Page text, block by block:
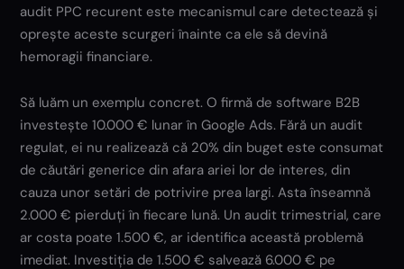
audit PPC recurent este mecanismul care detectează și
oprește aceste scurgeri înainte ca ele să devină
hemoragii financiare.
Să luăm un exemplu concret. O firmă de software B2B
investește 10.000 € lunar în Google Ads. Fără un audit
regulat, ei nu realizează că 20% din buget este consumat
de căutări generice din afara ariei lor de interes, din
cauza unor setări de potrivire prea largi. Asta înseamnă
2.000 € pierduți în fiecare lună. Un audit trimestrial, care
ar costa poate 1.500 €, ar identifica această problemă
imediat. Investiția de 1.500 € salvează 6.000 € pe